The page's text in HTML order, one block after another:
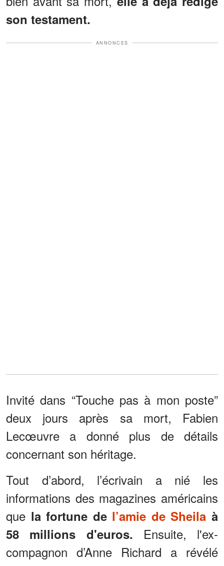
son testament.
ANNONCES
Invité dans “Touche pas à mon poste”
deux jours après sa mort, Fabien
Lecœuvre a donné plus de détails
concernant son héritage.
Tout d’abord, l’écrivain a nié les
informations des magazines américains
que la fortune de l’amie de Sheila à
58 millions d'euros. Ensuite, l'ex-
compagnon d’Anne Richard a révélé